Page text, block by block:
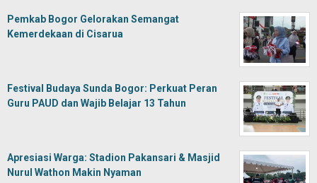
Pemkab Bogor Gelorakan Semangat
Kemerdekaan di Cisarua
Festival Budaya Sunda Bogor: Perkuat Peran
Guru PAUD dan Wajib Belajar 13 Tahun
Apresiasi Warga: Stadion Pakansari & Masjid
Nurul Wathon Makin Nyaman